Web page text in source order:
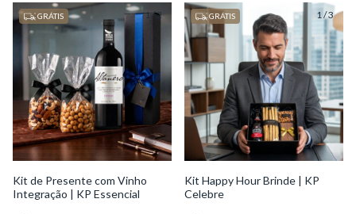
1/2
GRÁTIS
Kit de Presente com Vinho
Integração | KP Essencial
1/3
GRÁTIS
Kit Happy Hour Brinde | KP
Celebre